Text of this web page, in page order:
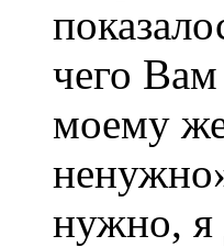
чего
моему
нужно, я